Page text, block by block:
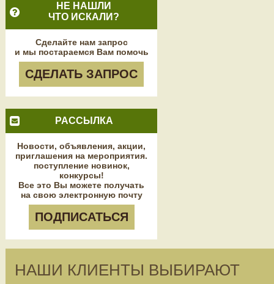
НЕ НАШЛИ
ЧТО ИСКАЛИ?
Сделайте нам запрос
и мы постараемся Вам помочь
СДЕЛАТЬ ЗАПРОС
РАССЫЛКА
Новости, объявления, акции,
приглашения на мероприятия.
поступление новинок,
конкурсы!
Все это Вы можете получать
на свою электронную почту
ПОДПИСАТЬСЯ
НАШИ КЛИЕНТЫ ВЫБИРАЮТ